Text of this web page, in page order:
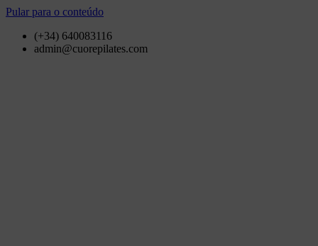
Pular para o conteúdo
(+34) 640083116
admin@cuorepilates.com